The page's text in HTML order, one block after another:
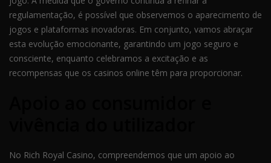
regulamentação, é possível que observemos o aparecimento de
jogos e plataformas inovadoras. Em conjunto, vamos abraçar
esta evolução emocionante, garantindo um jogo seguro e
consciente, enquanto celebramos a excitação e as
recompensas que os casinos online têm para proporcionar.
No Rich Royal Casino, compreendemos que um apoio ao